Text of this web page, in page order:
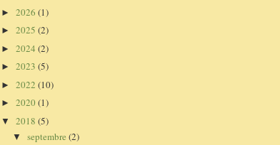
► 2026 (1)
► 2025 (2)
► 2024 (2)
► 2023 (5)
► 2022 (10)
► 2020 (1)
▼ 2018 (5)
▼ septembre (2)